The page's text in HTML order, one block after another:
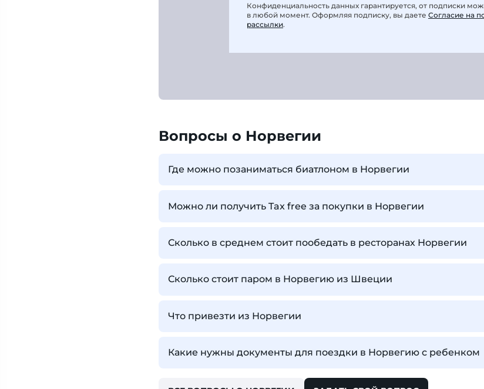
Конфиденциальность данных гарантируется, от подписки
в любой момент. Оформляя подписку, вы даете Согласие на
рассылки.
Вопросы о Норвегии
Где можно позаниматься биатлоном в Норвегии
Можно ли получить Tax free за покупки в Норвегии
Сколько в среднем стоит пообедать в ресторанах Норвегии
Сколько стоит паром в Норвегию из Швеции
Что привезти из Норвегии
Какие нужны документы для поездки в Норвегию с ребенком